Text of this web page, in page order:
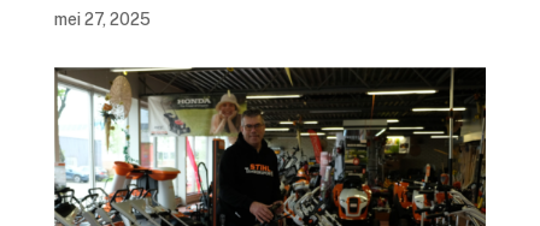
mei 27, 2025